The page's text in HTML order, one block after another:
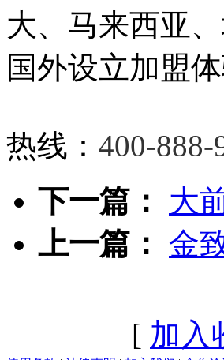
大、马来西亚
国外设立加盟
热线： 400-888-
下一篇：
大
上一篇：
金
[ 加入